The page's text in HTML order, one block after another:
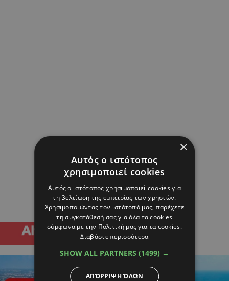
×
Αυτός ο ιστότοπος
χρησιμοποιεί cookies
Αυτός ο ιστότοπος χρησιμοποιεί cookies για
τη βελτίωση της εμπειρίας των χρηστών.
Χρησιμοποιώντας τον ιστότοπό μας, παρέχετε
τη συγκατάθεσή σας για όλα τα cookies
σύμφωνα με την Πολιτική μας για τα cookies.
Διαβάστε περισσότερα
SHOW ALL PARTNERS (1499) →
ΑΠΌΡΡΙΨΗ ΌΛΩΝ